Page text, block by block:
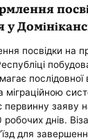
посвідки на
послідовної
міграційною
первинну заяву
днів.
для